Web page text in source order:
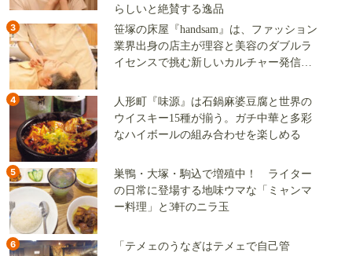
らしいと絶賛する逸品
3
笹塚の床屋『handsam』は、ファッション
業界出身の店主が理容と美容のダブルラ
イセンスで挑む新しいカルチャー発信基
4
人形町『味源』は石鍋麻婆豆腐と世界の
ウイスキー15種が揃う。ガチ中華と多彩
なハイボールの組み合わせを楽しめる
5
巣鴨・大塚・駒込で増殖中！ ライター
の日常に登場する地味ウマな「ミャンマ
ー料理」と3軒のニラ玉
6
「テメェのうなぎはテメェで自己管